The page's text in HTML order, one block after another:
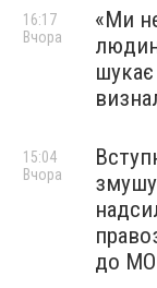
«Ми
16:17
Вчора
до
15:04
Вчора